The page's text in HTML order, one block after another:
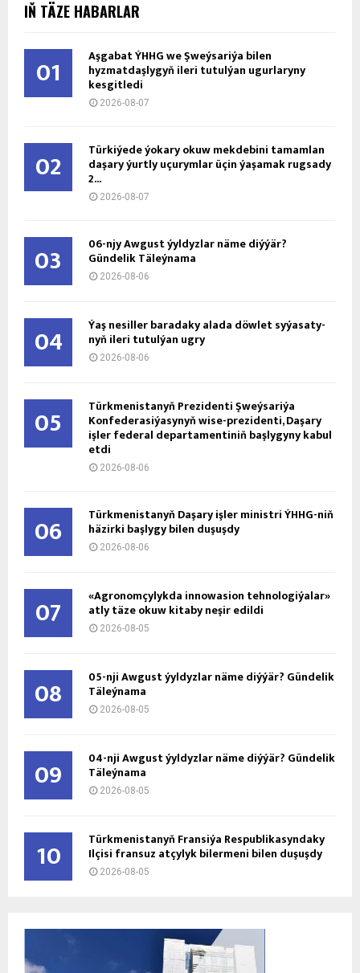
IŇ TÄZE HABARLAR
01 Aşgabat ÝHHG we Şweýsariýa bilen
hyzmatdaşlygyň ileri tutulýan ugurlaryny
kesgitledi
2026-08-07
02 Türkiýede ýokary okuw mekdebini tamamlan
daşary ýurtly uçurymlar üçin ýaşamak rugsady
2...
2026-08-07
03 06-njy Awgust ýyldyzlar näme diýýär?
Gündelik Täleýnama
2026-08-06
04 Ýaş ne­sil­ler ba­ra­da­ky ala­da döw­let sy­ýa­sa­ty­
nyň ile­ri tu­tul­ýan ug­ry
2026-08-06
05 Türkmenistanyň Prezidenti Şweýsariýa
Konfederasiýasynyň wise-prezidenti, Daşary
işler federal departamentiniň başlygyny kabul
etdi
2026-08-06
06 Türkmenistanyň Daşary işler ministri ÝHHG-niň
häzirki başlygy bilen duşuşdy
2026-08-06
07 «Agronomçylykda innowasion tehnologiýalar»
atly täze okuw kitaby neşir edildi
2026-08-05
08 05-nji Awgust ýyldyzlar näme diýýär? Gündelik
Täleýnama
2026-08-05
09 04-nji Awgust ýyldyzlar näme diýýär? Gündelik
Täleýnama
2026-08-05
10 Türkmenistanyň Fransiýa Respublikasyndaky
Ilçisi fransuz atçylyk bilermeni bilen duşuşdy
2026-08-05